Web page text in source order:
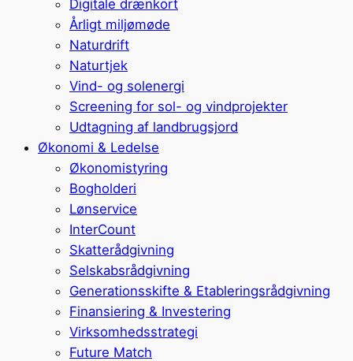
Digitale drænkort
Årligt miljømøde
Naturdrift
Naturtjek
Vind- og solenergi
Screening for sol- og vindprojekter
Udtagning af landbrugsjord
Økonomi & Ledelse
Økonomistyring
Bogholderi
Lønservice
InterCount
Skatterådgivning
Selskabsrådgivning
Generationsskifte & Etableringsrådgivning
Finansiering & Investering
Virksomhedsstrategi
Future Match